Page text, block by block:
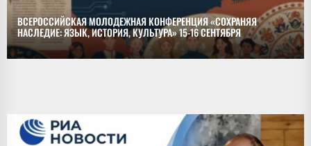
ВСЕРОССИЙСКАЯ МОЛОДЕЖНАЯ КОНФЕРЕНЦИЯ «СОХРАНЯЯ
НАСЛЕДИЕ: ЯЗЫК, ИСТОРИЯ, КУЛЬТУРА» 15-16 СЕНТЯБРЯ